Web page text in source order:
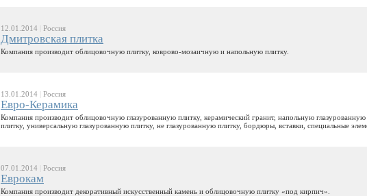
12.01.2014 Россия
Дмитровская плитка
Компания производит облицовочную плитку, коврово-мозаичную и напольную плитку.
13.01.2014 Россия
Евро-Керамика
Компания производит облицовочную глазурованную плитку, керамический гранит, напольную глазурованную
плитку, универсальную глазурованную плитку, не глазурованную плитку, бордюры, вставки, специальные
07.01.2014 Россия
Еврокам
Компания производит декоративный искусственный камень и облицовочную плитку «под кирпич».